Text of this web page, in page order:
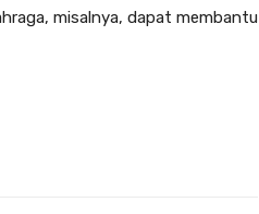
misalnya, dapat membantu